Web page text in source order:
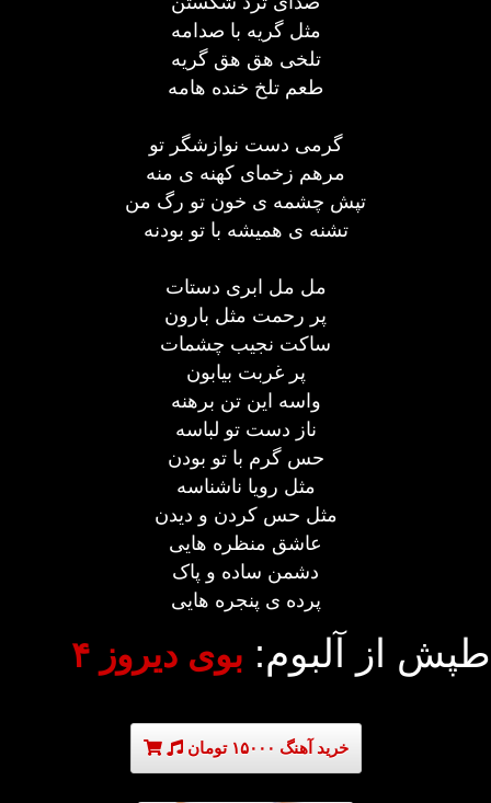
مثل گريه با صدامه
تلخی هق هق گريه
طعم تلخ خنده هامه
گرمی دست نوازشگر تو
مرهم زخمای کهنه ی منه
تپش چشمه ی خون تو رگ من
تشنه ی هميشه با تو بودنه
مل مل ابری دستات
پر رحمت مثل بارون
ساکت نجيب چشمات
پر غربت بيابون
واسه اين تن برهنه
ناز دست تو لباسه
حس گرم با تو بودن
مثل رويا ناشناسه
مثل حس کردن و ديدن
عاشق منظره هايی
دشمن ساده و پاک
پرده ی پنجره هايی
طپش از آلبوم: بوی دیروز ۴
خرید آهنگ ۱۵۰۰۰ تومان